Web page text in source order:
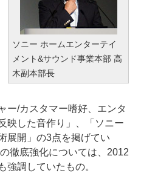
ソニー ホームエンターテイ
メント&サウンド事業本部 高
木副本部長
ー/カスタマー嗜好、エンタ
映した音作り」、「ソニー
展開」の3点を掲げてい
徹底強化については、2012
強調していたもの。